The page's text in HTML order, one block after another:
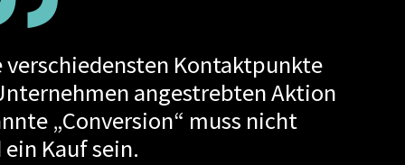
verschiedensten Kontaktpunkte
angestrebten Aktion
„Conversion“ muss nicht
Kauf sein.